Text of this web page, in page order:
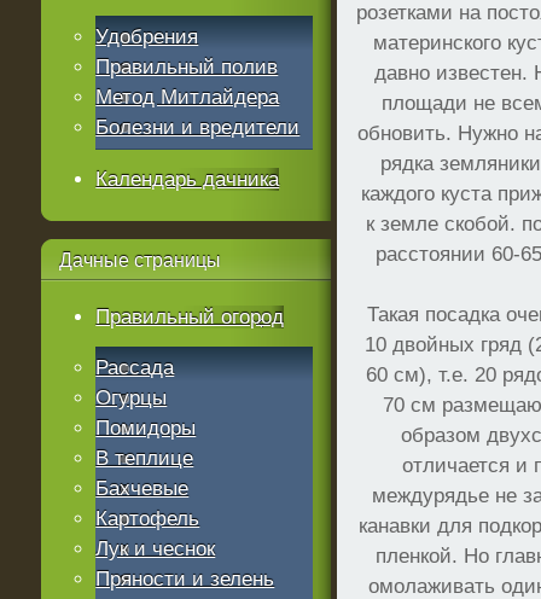
розетками на
материнского
давно известен.
площади не
обновить. Нужно
рядка
каждого куста
к земле скобой.
расстоянии 60-
Такая посадка
10 двойных гряд
60 см), т.е. 20
70 см
образом
отличается и
междурядье не
канавки для
пленкой. Но
омолаживать
Удобрения
Правильный полив
Метод Митлайдера
Болезни и вредители
Календарь дачника
Дачные страницы
Правильный огород
Рассада
Огурцы
Помидоры
В теплице
Бахчевые
Картофель
Лук и чеснок
Пряности и зелень